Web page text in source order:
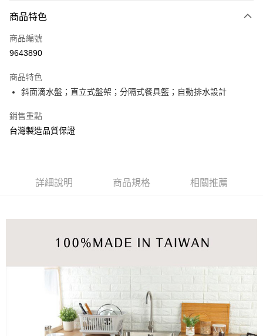
信用卡一次付款
LINE Pay
街口支付
悠遊付
Google Pay
【關於「AFTEE先享後付」】
１．於結帳方式選擇「AFTEE先享後付」後，將跳轉至「AFTEE先享後付」
結帳頁面，進行簡訊認證並確認金額後，即可完成結帳。
２．訂單成立數日內，您將收到繳費通知簡訊。
３．收到繳費通知簡訊後14天內，點擊此簡訊中的連結，可透過四大超商／
ATM／網路銀行／等多元方式進行付款，方視為交易完成。
※ 請注意：結帳手續完成當下不需立刻繳費，但若您需要取消訂單，請聯絡
購買商品的店家。未經商家同意取消之訂單仍視為有效，需透過AFTEE先享
運送方式
商品特色
商品編號
9643890
商品特色
斜面滴水盤；直立式盤架；分隔式餐具籃；自動排水設計
銷售重點
台灣製造品質保證
詳細說明 商品規格 相關推薦